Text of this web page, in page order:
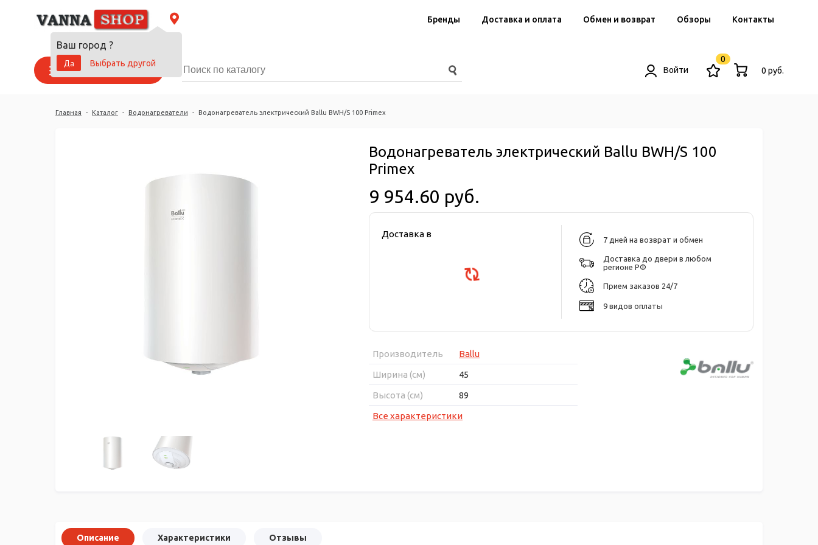
Ваш город ?
Да
Выбрать другой
Бренды Доставка и оплата Обмен и возврат Обзоры Контакты
Каталог товаров Войти
0
0 руб.
Главная - Каталог - Водонагреватели - Водонагреватель электрический Ballu BWH/S 100 Primex
Водонагреватель электрический Ballu BWH/S 100
Primex
9 954.60 руб.
Доставка в
7 дней на возврат и обмен
Доставка до двери в любом
регионе РФ
Прием заказов 24/7
9 видов оплаты
Производитель
Ballu
Ширина (см)
45
Высота (см)
89
Все характеристики
Описание Характеристики Отзывы